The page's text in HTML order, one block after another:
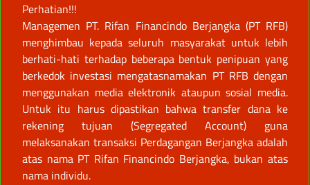
Perhatian!!!
Managemen PT. Rifan Financindo Berjangka (PT RFB)
menghimbau kepada seluruh masyarakat untuk lebih
berhati-hati terhadap beberapa bentuk penipuan yang
berkedok investasi mengatasnamakan PT RFB dengan
menggunakan media elektronik ataupun sosial media.
Untuk itu harus dipastikan bahwa transfer dana ke
rekening tujuan (Segregated Account) guna
melaksanakan transaksi Perdagangan Berjangka adalah
atas nama PT Rifan Financindo Berjangka, bukan atas
nama individu.